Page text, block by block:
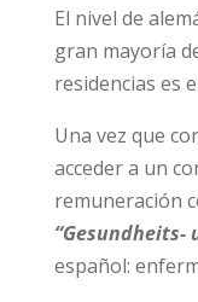
El nivel de
gran mayoría
residencias es
Una vez que
acceder a un
remuneración
“Gesundheits-
español: